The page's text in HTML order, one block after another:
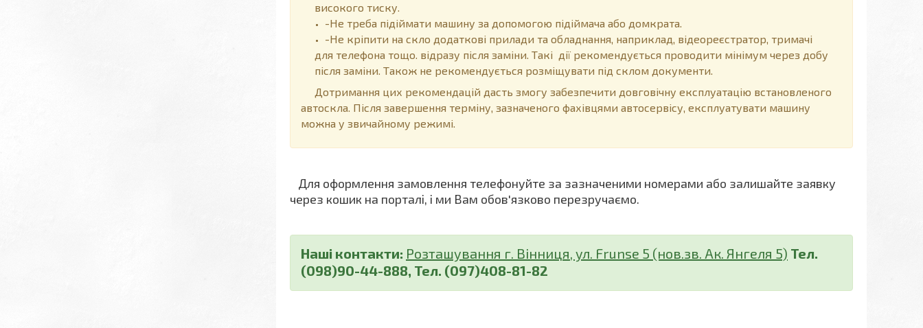
високого тиску.
-Не треба підіймати машину за допомогою підіймача або домкрата.
-Не кріпити на скло додаткові прилади та обладнання, наприклад, відеореєстратор, тримачі
для телефона тощо. відразу після заміни. Такі дії рекомендується проводити мінімум через добу
після заміни. Також не рекомендується розміщувати під склом документи.
Дотримання цих рекомендацій дасть змогу забезпечити довговічну експлуатацію встановленого
автоскла. Після завершення терміну, зазначеного фахівцями автосервісу, експлуатувати машину
можна у звичайному режимі.
Для оформлення замовлення телефонуйте за зазначеними номерами або залишайте заявку
через кошик на порталі, і ми Вам обов'язково перезручаємо.
Наші контакти: Розташування г. Вінниця, ул. Frunse 5 (нов.зв. Ак. Янгеля 5) Тел.
(098)90-44-888, Тел. (097)408-81-82